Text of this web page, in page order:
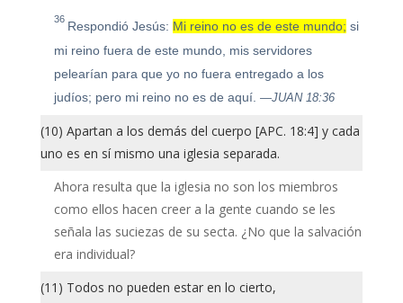
36 Respondió Jesús: Mi reino no es de este mundo; si
mi reino fuera de este mundo, mis servidores
pelearían para que yo no fuera entregado a los
judíos; pero mi reino no es de aquí. —JUAN 18:36
(10) Apartan a los demás del cuerpo [APC. 18:4] y cada
uno es en sí mismo una iglesia separada.
Ahora resulta que la iglesia no son los miembros
como ellos hacen creer a la gente cuando se les
señala las suciezas de su secta. ¿No que la salvación
era individual?
(11) Todos no pueden estar en lo cierto,